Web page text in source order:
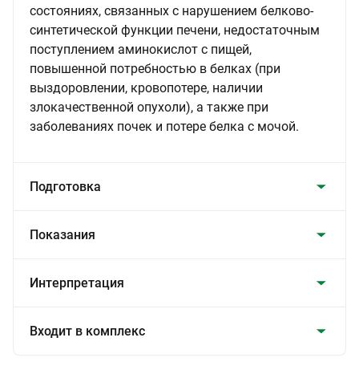
состояниях, связанных с нарушением белково-
синтетической функции печени, недостаточным
поступлением аминокислот с пищей,
повышенной потребностью в белках (при
выздоровлении, кровопотере, наличии
злокачественной опухоли), а также при
заболеваниях почек и потере белка с мочой.
Подготовка
Показания
Интерпретация
Входит в комплекс